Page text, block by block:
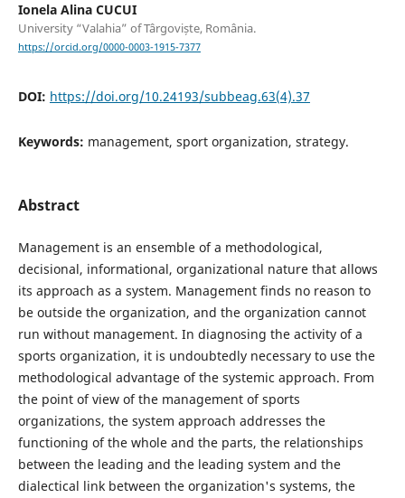
Ionela Alina CUCUI
University “Valahia” of Târgoviște, România.
https://orcid.org/0000-0003-1915-7377
DOI: https://doi.org/10.24193/subbeag.63(4).37
Keywords: management, sport organization, strategy.
Abstract
Management is an ensemble of a methodological,
decisional, informational, organizational nature that allows
its approach as a system. Management finds no reason to
be outside the organization, and the organization cannot
run without management. In diagnosing the activity of a
sports organization, it is undoubtedly necessary to use the
methodological advantage of the systemic approach. From
the point of view of the management of sports
organizations, the system approach addresses the
functioning of the whole and the parts, the relationships
between the leading and the leading system and the
dialectical link between the organization's systems, the